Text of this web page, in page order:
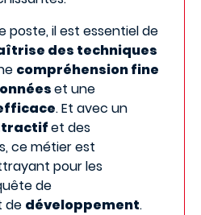
poste, il est essentiel de
des techniques
compréhension fine
et une
. Et avec un
et des
ce métier est
pour les
de
de développement.